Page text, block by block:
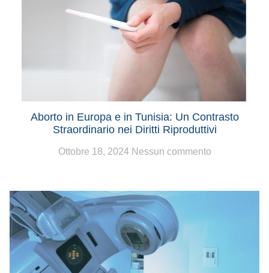
Aborto in Europa e in Tunisia: Un Contrasto
Straordinario nei Diritti Riproduttivi
Ottobre 18, 2024 Nessun commento